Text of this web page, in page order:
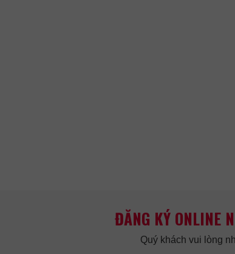
ĐĂNG KÝ ONLINE
Quý khách vui lòng